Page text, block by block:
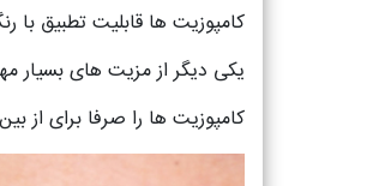
کامپوزیت ها قابلیت تطبیق با
یکی دیگر از مزیت های بسیار
کامپوزیت ها را صرفا برای از